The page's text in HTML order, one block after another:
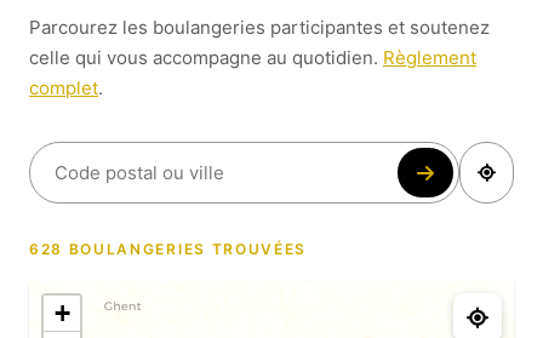
Parcourez les boulangeries participantes et soutenez
celle qui vous accompagne au quotidien. Règlement
complet.
628 BOULANGERIES TROUVÉES
+